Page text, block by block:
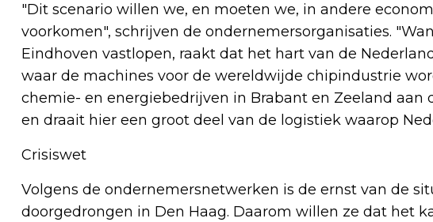
"Dit scenario willen we, en moeten we, in andere
voorkomen", schrijven de ondernemersorganisaties.
Eindhoven vastlopen, raakt dat het hart van de
waar de machines voor de wereldwijde chipindustrie
chemie- en energiebedrijven in Brabant en Zeeland
en draait hier een groot deel van de logistiek waarop
Crisiswet
Volgens de ondernemersnetwerken is de ernst van de
doorgedrongen in Den Haag. Daarom willen ze dat het